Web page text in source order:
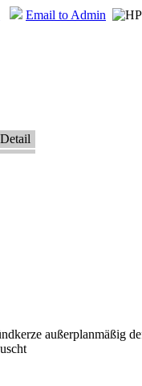
Email to Admin
Detail
außerplanmäßig